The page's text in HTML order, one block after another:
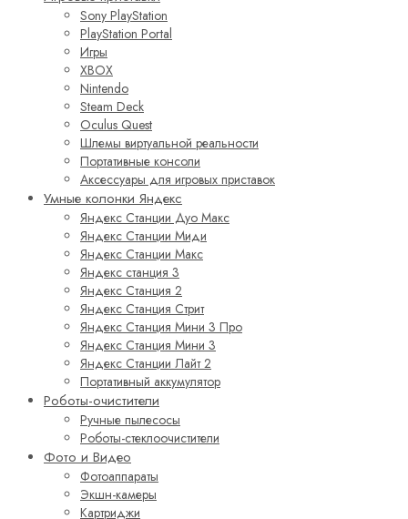
Sony PlayStation
PlayStation Portal
Игры
XBOX
Nintendo
Steam Deck
Oculus Quest
Шлемы виртуальной реальности
Портативные консоли
Аксессуары для игровых приставок
Умные колонки Яндекс
Яндекс Станции Дуо Макс
Яндекс Станции Миди
Яндекс Станции Макс
Яндекс станция 3
Яндекс Станция 2
Яндекс Станция Стрит
Яндекс Станция Мини 3 Про
Яндекс Станция Мини 3
Яндекс Станции Лайт 2
Портативный аккумулятор
Роботы-очистители
Ручные пылесосы
Роботы-стеклоочистители
Фото и Видео
Фотоаппараты
Экшн-камеры
Картриджи